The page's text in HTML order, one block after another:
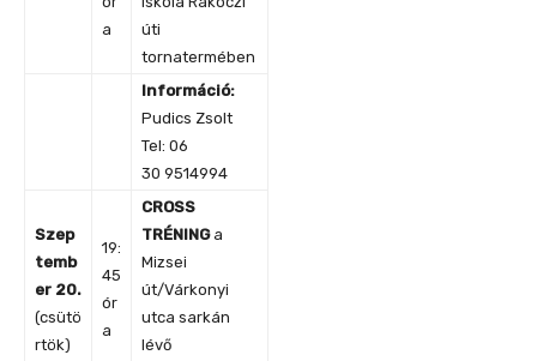
a
úti
tornatermében
Információ:
Pudics Zsolt
Tel: 06
30 9514994
Szep
temb
er 20.
(csütö
rtök)
19:
45
ór
a
CROSS
TRÉNINGa
Mizsei
út/Várkonyi
utca sarkán
lévő